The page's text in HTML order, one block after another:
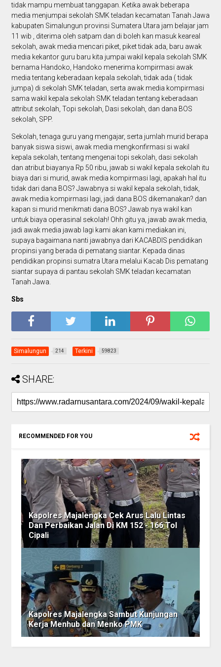
tidak mampu membuat tanggapan. Ketika awak beberapa
media menjumpai sekolah SMK teladan kecamatan Tanah Jawa
kabupaten Simalungun provinsi Sumatera Utara jam belajar jam
11 wib , diterima oleh satpam dan di boleh kan masuk keareal
sekolah, awak media mencari piket, piket tidak ada, baru awak
media kekantor guru baru kita jumpai wakil kepala sekolah SMK
bernama Handoko, Handoko menerima kompirmasi awak
media tentang keberadaan kepala sekolah, tidak ada ( tidak
jumpa) di sekolah SMK teladan, serta awak media kompirmasi
sama wakil kepala sekolah SMK teladan tentang keberadaan
attribut sekolah, Topi sekolah, Dasi sekolah, dan dana BOS
sekolah, SPP.
Sekolah, tenaga guru yang mengajar, serta jumlah murid berapa
banyak siswa siswi, awak media mengkonfirmasi si wakil
kepala sekolah, tentang mengenai topi sekolah, dasi sekolah
dan atribut biayanya Rp 50 ribu, jawab si wakil kepala sekolah itu
biaya dari si murid, awak media kompirmasi lagi, apakah hal itu
tidak dari dana BOS? Jawabnya si wakil kepala sekolah, tidak,
awak media kompirmasi lagi, jadi dana BOS dikemanakan? dan
kapan si murid menikmati dana BOS? Jawab nya wakil kan
untuk biaya operasinal sekolah! Ohh gitu ya, jawab awak media,
jadi awak media jawab lagi kami akan kami mediakan ini,
supaya bagaimana nanti jawabnya dari KACABDIS pendidikan
propinsi yang berada di pematang siantar. Kepada dinas
pendidikan propinsi sumatra Utara melalui Kacab Dis pematang
siantar supaya di pantau sekolah SMK teladan kecamatan
Tanah Jawa.
Sbs
Simalungun 214 Terkini 59823
SHARE:
RECOMMENDED FOR YOU
Kapolres Majalengka Cek Arus Lalu Lintas
Dan Perbaikan Jalan Di KM 152 - 166 Tol
Cipali
Kapolres Majalengka Sambut Kunjungan
Kerja Menhub dan Menko PMK